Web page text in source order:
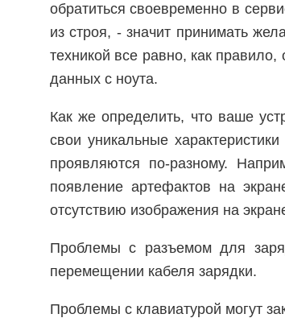
обратиться своевременно в
из строя, - значит принимать
техникой все равно, как
данных с ноута.
Как же определить, что ваше
свои уникальные
проявляются по-разному.
появление артефактов на
отсутствию изображения на
Проблемы с разъемом для
перемещении кабеля зарядки.
Проблемы с клавиатурой могут